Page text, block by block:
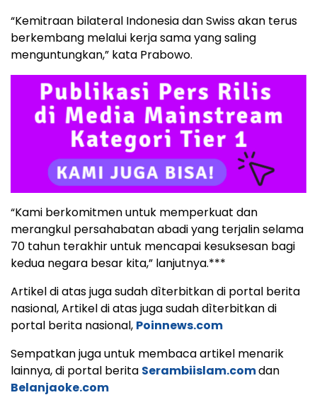
“Kemitraan bilateral Indonesia dan Swiss akan terus
berkembang melalui kerja sama yang saling
menguntungkan,” kata Prabowo.
“Kami berkomitmen untuk memperkuat dan
merangkul persahabatan abadi yang terjalin selama
70 tahun terakhir untuk mencapai kesuksesan bagi
kedua negara besar kita,” lanjutnya.***
Artikel di atas juga sudah dìterbitkan di portal berita
nasional, Artikel di atas juga sudah dìterbitkan di
portal berita nasional, Poinnews.com
Sempatkan juga untuk membaca artikel menarik
lainnya, di portal berita Serambiislam.comdan
Belanjaoke.com